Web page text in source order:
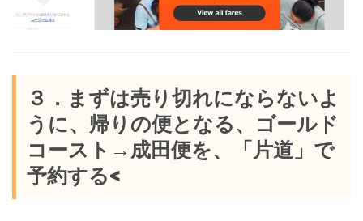
３．まずは売り切れにならないよ
うに、帰りの便となる、ゴールド
コースト→成田便を、「片道」で
予約する<